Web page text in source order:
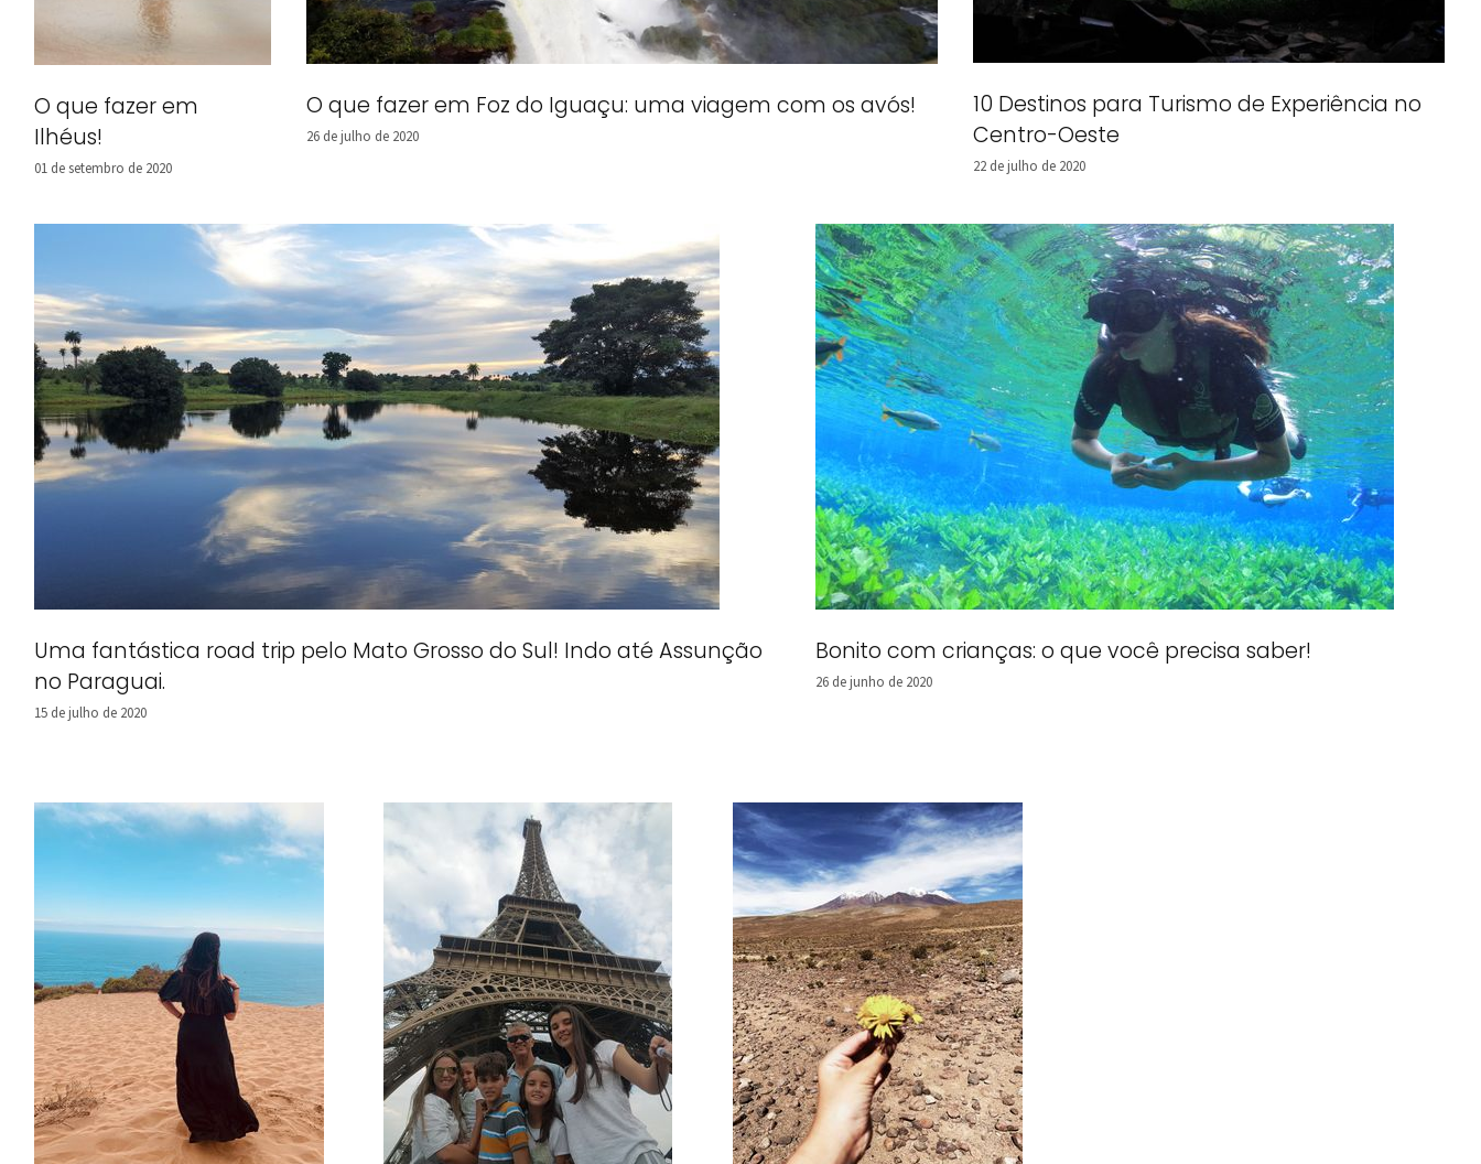
O que fazer em
Ilhéus!
01 de setembro de 2020
O que fazer em Foz do Iguaçu: uma viagem com os avós!
26 de julho de 2020
10 Destinos para Turismo de Experiência no
Centro-Oeste
22 de julho de 2020
Uma fantástica road trip pelo Mato Grosso do Sul! Indo até Assunção
no Paraguai.
15 de julho de 2020
Bonito com crianças: o que você precisa saber!
26 de junho de 2020